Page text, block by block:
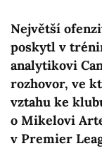
Největší
poskytl v
analytikovi
rozhovor, ve
vztahu ke
o Mikelovi
v Premier